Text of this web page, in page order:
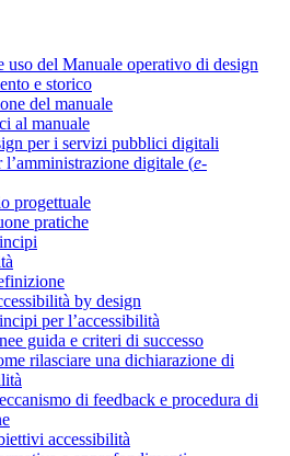
uso del Manuale operativo di design
e storico
del manuale
al manuale
per i servizi pubblici digitali
l’amministrazione digitale (e-
progettuale
pratiche
by design
per l’accessibilità
guida e criteri di successo
rilasciare una dichiarazione di
di feedback e procedura di
accessibilità